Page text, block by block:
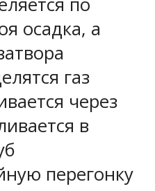
осадка, а
газ
через
в
перегонку